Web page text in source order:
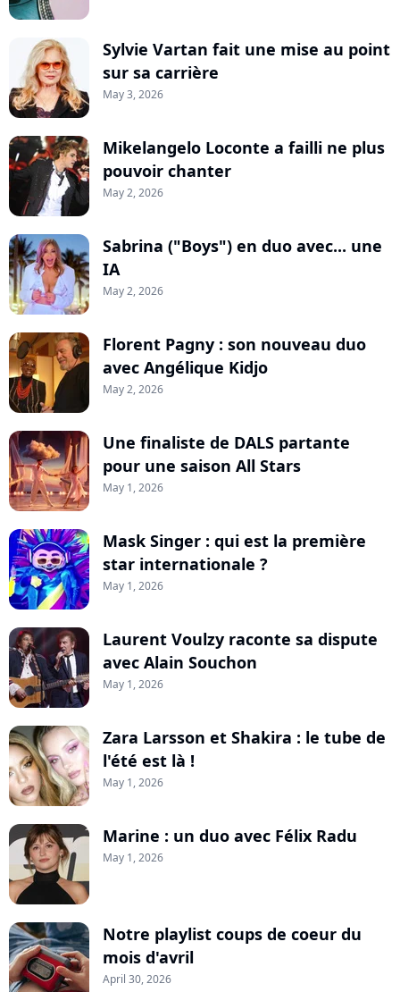
Sylvie Vartan fait une mise au point
sur sa carrière
May 3, 2026
Mikelangelo Loconte a failli ne plus
pouvoir chanter
May 2, 2026
Sabrina ("Boys") en duo avec... une
IA
May 2, 2026
Florent Pagny : son nouveau duo
avec Angélique Kidjo
May 2, 2026
Une finaliste de DALS partante
pour une saison All Stars
May 1, 2026
Mask Singer : qui est la première
star internationale ?
May 1, 2026
Laurent Voulzy raconte sa dispute
avec Alain Souchon
May 1, 2026
Zara Larsson et Shakira : le tube de
l'été est là !
May 1, 2026
Marine : un duo avec Félix Radu
May 1, 2026
Notre playlist coups de coeur du
mois d'avril
April 30, 2026